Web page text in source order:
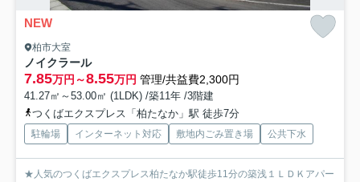
NEW
柏市大室
ノイクラール
7.85万円～8.55万円 管理/共益費2,300円
41.27㎡～53.00㎡ (1LDK) /築11年 /3階建
つくばエクスプレス「柏たなか」駅 徒歩7分
駐輪場 インターネット対応 敷地内ごみ置き場 公共下水
★人気のつくばエクスプレス柏たなか駅徒歩11分の築浅１ＬＤＫアパー